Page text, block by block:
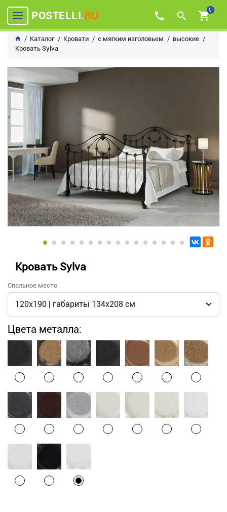
POSTELLI.RU 0
Каталог Кровати с мягким изголовьем
высокие
Кровать Sylva
Кровать Sylva
Спальное место
Цвета металла: